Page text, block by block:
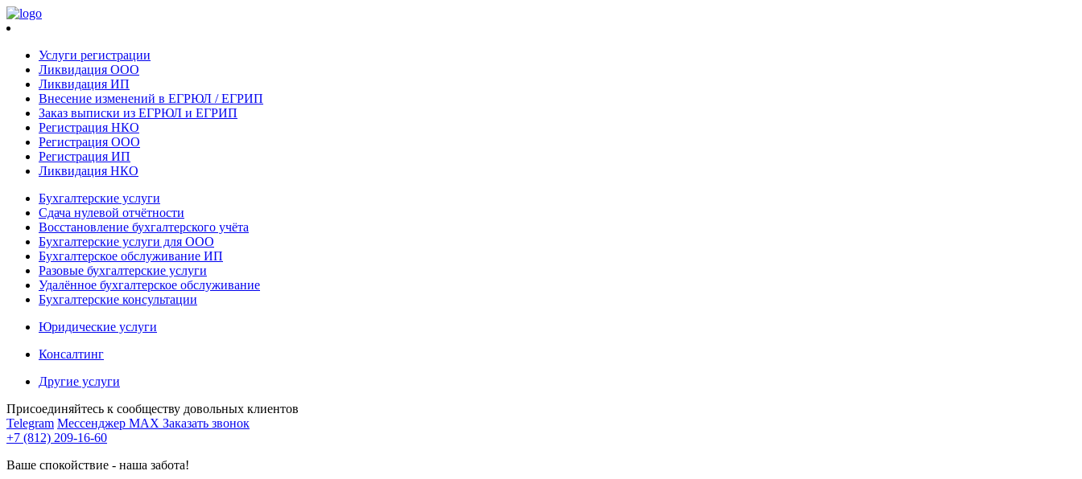
Услуги регистрации
Ликвидация ООО
Ликвидация ИП
Внесение изменений в ЕГРЮЛ / ЕГРИП
Заказ выписки из ЕГРЮЛ и ЕГРИП
Регистрация НКО
Регистрация ООО
Регистрация ИП
Ликвидация НКО
Бухгалтерские услуги
Сдача нулевой отчётности
Восстановление бухгалтерского учёта
Бухгалтерские услуги для ООО
Бухгалтерское обслуживание ИП
Разовые бухгалтерские услуги
Удалённое бухгалтерское обслуживание
Бухгалтерские консультации
Юридические услуги
Консалтинг
Другие услуги
Присоединяйтесь к сообществу довольных клиентов
Telegram Мессенджер MAX Заказать звонок
+7 (812) 209-16-60
Ваше спокойствие - наша забота!